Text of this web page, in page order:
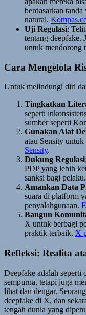
berdasarkan
natural.
Uji Regulasi:
tentang deepfake.
untuk mendorong
Cara Mengelola
Untuk melindungi diri
Tingkatkan
seperti
sumber seperti
Gunakan Alat
atau Sensity
Sensity.
Dukung Regulasi
PDP yang lebih
sanksi bagi pelaku.
Amankan Data
suara di platform
penyalahgunaan.
Bangun
X untuk berbagi
praktik terbaik. X
Refleksi: Realita
Deepfake adalah
sempurna, tetapi juga
lihat dan dengar.
deepfake di X, dan
tengah dunia yang